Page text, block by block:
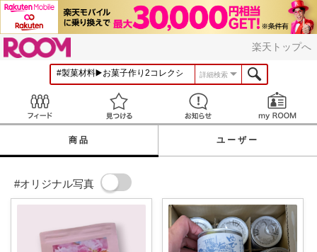
楽天トップへ
詳細検索
見つける お知らせ
商品 ユーザー
#オリジナル写真